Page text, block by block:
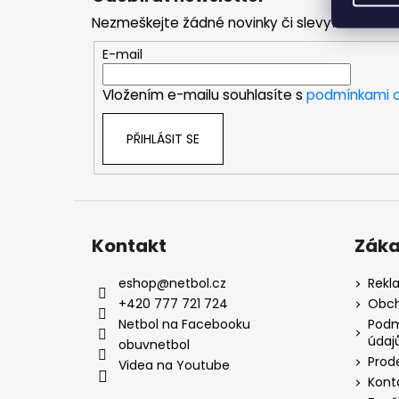
Nezmeškejte žádné novinky či slevy!
E-mail
Vložením e-mailu souhlasíte s podmínkami
PŘIHLÁSIT SE
Kontakt
eshop@netbol.cz
+420 777 721 724
Netbol na Facebooku
obuvnetbol
Videa na Youtube